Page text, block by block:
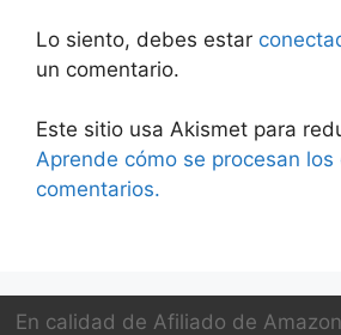
Lo siento, debes estar
un comentario.
Este sitio usa Akismet para
Aprende cómo se procesan
comentarios.
En calidad de Afiliado de